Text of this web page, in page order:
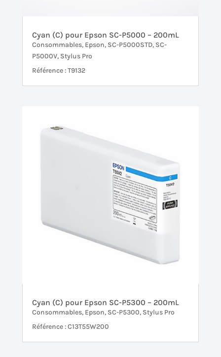
Cyan (C) pour Epson SC-P5000 – 200mL
Consommables, Epson, SC-P5000STD, SC-
P5000V, Stylus Pro
Référence : T9132
Cyan (C) pour Epson SC-P5300 – 200mL
Consommables, Epson, SC-P5300, Stylus Pro
Référence : C13T55W200